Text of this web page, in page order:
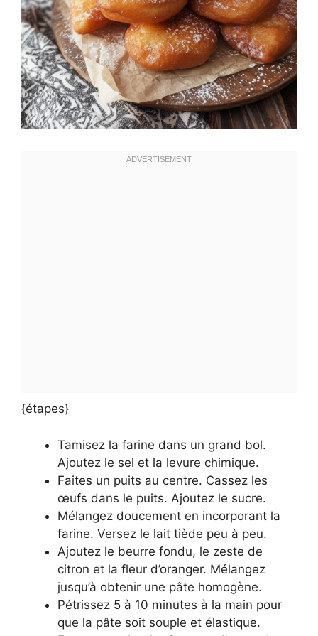
{étapes}
Tamisez la farine dans un grand bol.
Ajoutez le sel et la levure chimique.
Faites un puits au centre. Cassez les
œufs dans le puits. Ajoutez le sucre.
Mélangez doucement en incorporant la
farine. Versez le lait tiède peu à peu.
Ajoutez le beurre fondu, le zeste de
citron et la fleur d’oranger. Mélangez
jusqu’à obtenir une pâte homogène.
Pétrissez 5 à 10 minutes à la main pour
que la pâte soit souple et élastique.